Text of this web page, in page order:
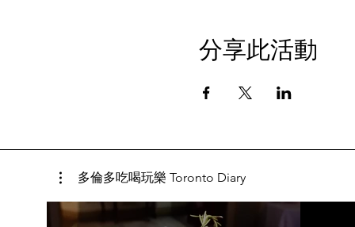
分享此活動
多倫多吃喝玩樂 Toronto Diary